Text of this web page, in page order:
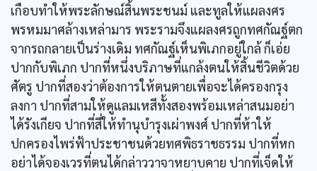
เกือบทำให้พระลักษณ์สิ้นพระชนม์ และทูลให้แผลงศร
พรหมมาศล้างเหล่ามาร พระรามจึงแผลงศรถูกทศกัณฐ์ตก
จากรถกลายเป็นร่างเดิม ทศกัณฐ์เห็นพิเภกอยู่ใกล้ ก็เอ่ย
ปากกับพิเภก ปากที่หนึ่งบริภาษที่แกล้งตนให้สิ้นชีวิตด้วย
ศัตรู ปากที่สองว่าต้องการให้ตนตายเพื่อจะได้ครองกรุง
ลงกา ปากที่สามให้ดูแลมเหสีทั้งสองพร้อมเหล่าสนมอย่า
ได้รังเกียจ ปากที่สี่ให้ทำนุบำรุงเผ่าพงศ์ ปากที่ห้าให้
ปกครองไพร่ฟ้าประชาชนด้วยทศพิธราชธรรม ปากที่หก
อย่าได้จองเวรที่ตนได้กล่าววาจาหยาบคาย ปากที่เจ็ดให้